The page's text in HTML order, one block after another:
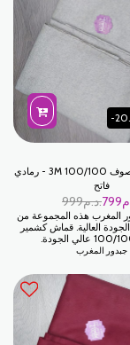
-
قماش كشمير صوف 100/100 3M - رمادي
فاتح
999 د.م.799
المغرب هذه المجموعة من
العالية. قماش كشمير
جبدور المغرب